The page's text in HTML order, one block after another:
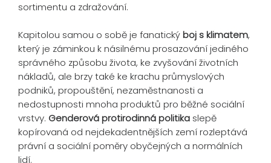
sortimentu a zdražování.
Kapitolou samou o sobě je fanatickýboj s klimatem,
který je záminkou k násilnému prosazování jediného
správného způsobu života, ke zvyšování životních
nákladů, ale brzy také ke krachu průmyslových
podniků, propouštění, nezaměstnanosti a
nedostupnosti mnoha produktů pro běžné sociální
vrstvy. Genderová protirodinná politika slepě
kopírovaná od nejdekadentnějších zemí rozleptává
právní a sociální poměry obyčejných a normálních
lidí.